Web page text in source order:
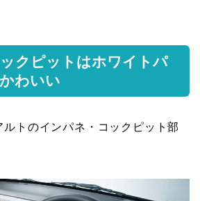
クピットはホワイトパ
わいい
トのインパネ・コックピット部